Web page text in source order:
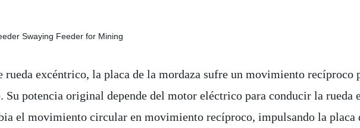
excéntrico, la placa de la mordaza sufre un movimiento recíproco
potencia original depende del motor eléctrico para conducir la rueda
el movimiento circular en movimiento recíproco, impulsando la placa